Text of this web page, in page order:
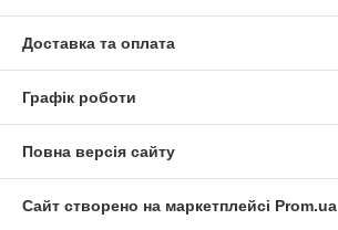
Доставка та оплата
Графік роботи
Повна версія сайту
Сайт створено на маркетплейсі Prom.ua